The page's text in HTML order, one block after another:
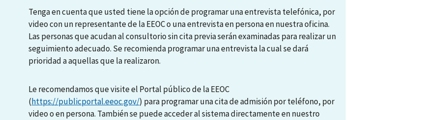
Tenga en cuenta que usted tiene la opción de programar una entrevista telefónica, por
video con un representante de la EEOC o una entrevista en persona en nuestra oficina.
Las personas que acudan al consultorio sin cita previa serán examinadas para realizar un
seguimiento adecuado. Se recomienda programar una entrevista la cual se dará
prioridad a aquellas que la realizaron.
Le recomendamos que visite el Portal público de la EEOC
(https://publicportal.eeoc.gov/) para programar una cita de admisión por teléfono, por
video o en persona. También se puede acceder al sistema directamente en nuestro